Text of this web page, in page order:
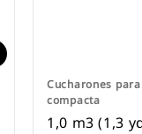
Cucharones
compacta
1,0 m3 (1,3